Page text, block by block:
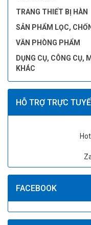
TRANG THIẾT BỊ HÀN
SẢN PHẨM LỌC,
VĂN PHÒNG PHẨM
DỤNG CỤ, CÔNG CỤ,
KHÁC
HỖ TRỢ TRỰC
FACEBOOK